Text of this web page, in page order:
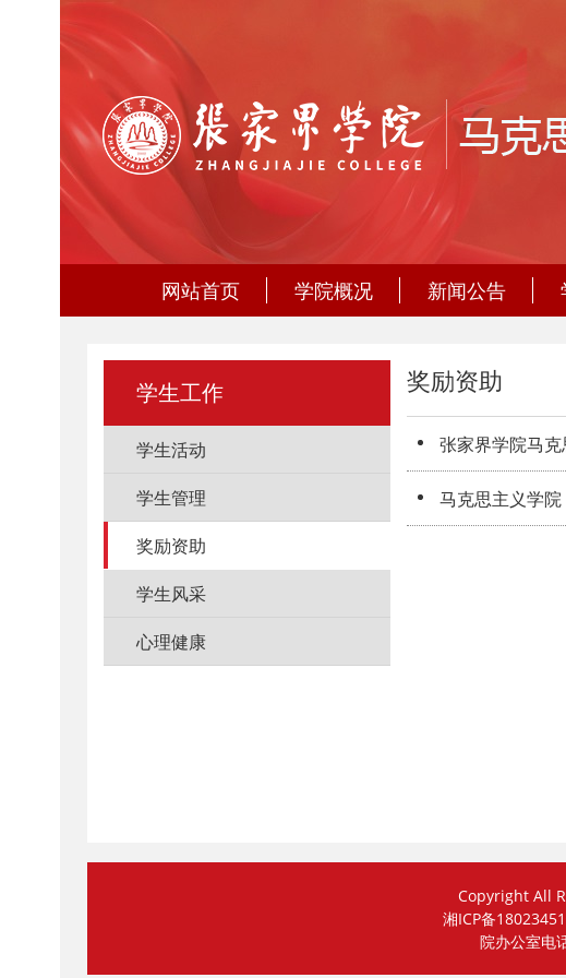
网站首页 学院概况 新闻公告
学生工作
学生活动
学生管理
奖励资助
学生风采
心理健康
奖励资助
张家界学院马
马克思主义学
Copyright All
湘ICP备
院办公室电